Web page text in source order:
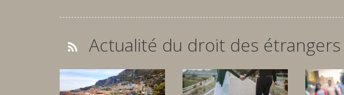
Actualité du droit des étrangers